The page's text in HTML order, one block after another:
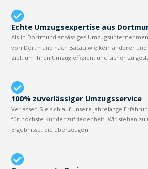
Echte Umzugsexpertise aus
Als in Dortmund ansässiges
von Dortmund nach Bacau wie kein anderer
Ziel, um Ihren Umzug effizient und sicher zu
100% zuverlässiger Umzugsservice
Verlassen Sie sich auf unsere jahrelange
für höchste Kundenzufriedenheit. Wir stehen
Ergebnisse, die überzeugen.